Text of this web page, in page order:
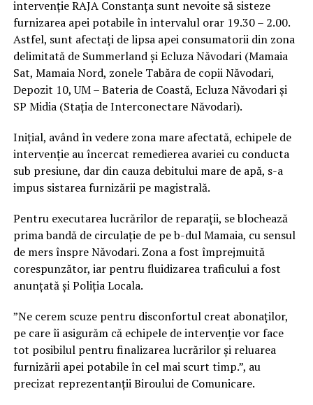
intervenție RAJA Constanța sunt nevoite să sisteze
furnizarea apei potabile în intervalul orar 19.30 – 2.00.
Astfel, sunt afectați de lipsa apei consumatorii din zona
delimitată de Summerland și Ecluza Năvodari (Mamaia
Sat, Mamaia Nord, zonele Tabăra de copii Năvodari,
Depozit 10, UM – Bateria de Coastă, Ecluza Năvodari și
SP Midia (Stația de Interconectare Năvodari).
Inițial, având în vedere zona mare afectată, echipele de
intervenție au încercat remedierea avariei cu conducta
sub presiune, dar din cauza debitului mare de apă, s-a
impus sistarea furnizării pe magistrală.
Pentru executarea lucrărilor de reparații, se blochează
prima bandă de circulație de pe b-dul Mamaia, cu sensul
de mers înspre Năvodari. Zona a fost împrejmuită
corespunzător, iar pentru fluidizarea traficului a fost
anunțată și Poliția Locala.
”Ne cerem scuze pentru disconfortul creat abonaților,
pe care îi asigurăm că echipele de intervenție vor face
tot posibilul pentru finalizarea lucrărilor și reluarea
furnizării apei potabile în cel mai scurt timp.”, au
precizat reprezentanții Biroului de Comunicare.